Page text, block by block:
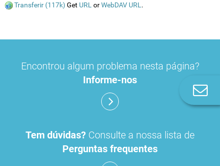
Transferir (117k) Get URL orWebDAV URL .
Encontrou algum problema nesta página?
Informe-nos
Tem dúvidas? Consulte a nossa lista de
Perguntas frequentes